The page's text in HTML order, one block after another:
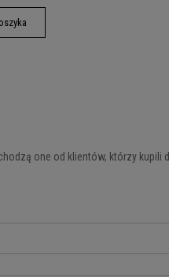
one od klientów, którzy kupili